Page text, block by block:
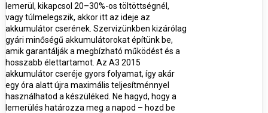
lemerül, kikapcsol 20–30%-os töltöttségnél,
vagy túlmelegszik, akkor itt az ideje az
akkumulátor cserének. Szervizünkben kizárólag
gyári minőségű akkumulátorokat építünk be,
amik garantálják a megbízható működést és a
hosszabb élettartamot. Az A3 2015
akkumulátor cseréje gyors folyamat, így akár
egy óra alatt újra maximális teljesítménnyel
használhatod a készüléked.
Ne hagyd, hogy a
lemerülés határozza meg a napod – hozd be